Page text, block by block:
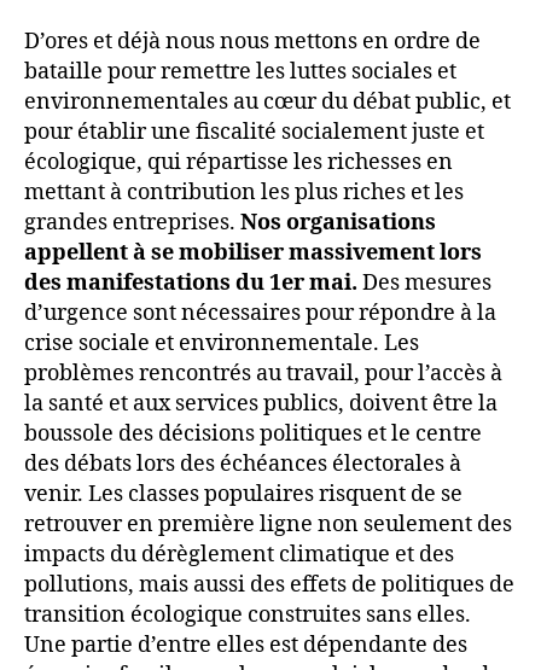
D’ores et déjà nous nous mettons en ordre de
bataille pour remettre les luttes sociales et
environnementales au cœur du débat public, et
pour établir une fiscalité socialement juste et
écologique, qui répartisse les richesses en
mettant à contribution les plus riches et les
grandes entreprises. Nos organisations
appellent à se mobiliser massivement lors
des manifestations du 1er mai. Des mesures
d’urgence sont nécessaires pour répondre à la
crise sociale et environnementale. Les
problèmes rencontrés au travail, pour l’accès à
la santé et aux services publics, doivent être la
boussole des décisions politiques et le centre
des débats lors des échéances électorales à
venir. Les classes populaires risquent de se
retrouver en première ligne non seulement des
impacts du dérèglement climatique et des
pollutions, mais aussi des effets de politiques de
transition écologique construites sans elles.
Une partie d’entre elles est dépendante des